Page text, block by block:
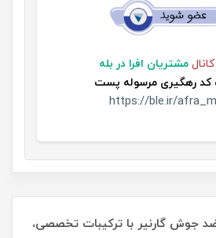
کانال مشتریان افرا در بله
کد رهگیری مرسوله پست
https://ble.ir/
جوش گارنیر با ترکیبات تخصصی،